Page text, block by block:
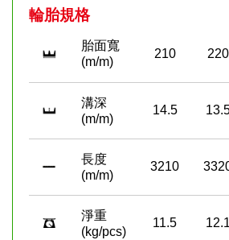
輪胎規格
胎面寬
(m/m)
210 220
溝深
(m/m)
14.5
長度
(m/m)
3210
淨重
(kg/pcs)
11.5 12.1